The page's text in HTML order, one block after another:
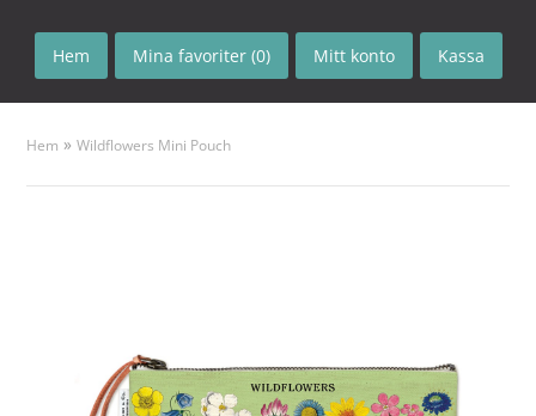
Hem Mina favoriter (0) Mitt konto Kassa
Hem »Wildflowers Mini Pouch